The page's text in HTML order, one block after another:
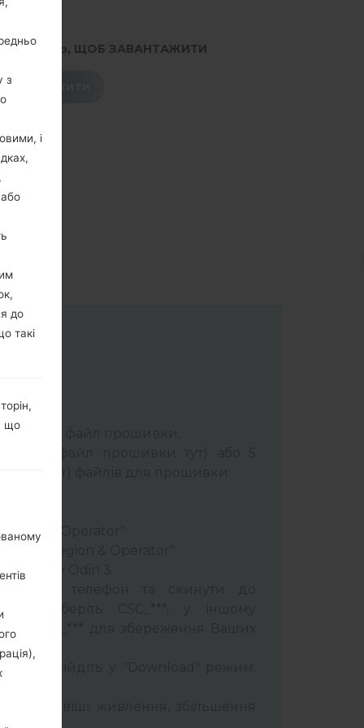
ЩОБ ЗАВАНТАЖИТИ
ЗАВАНТАЖИТИ
Odin 3
файл прошивки.
& Operator"
Odin 3.
оберіть CSC_***, у іншому
для збереження Ваших
і увійдіть у "Download" режим.
з
і
до
такі
що